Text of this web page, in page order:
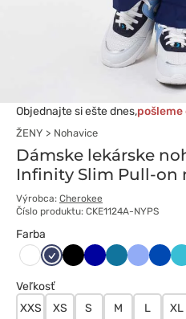
Objednajte si ešte dnes,pošleme
ŽENY Nohavice
Dámske lekárske
Infinity Slim Pull-on
Výrobca: Cherokee
Číslo produktu: CKE1124A-NYPS
Farba
BiałyCiemnyCzarnyGranatowy
KaraibskiKlasyczny
Veľkosť
XXS
XS S M L XL